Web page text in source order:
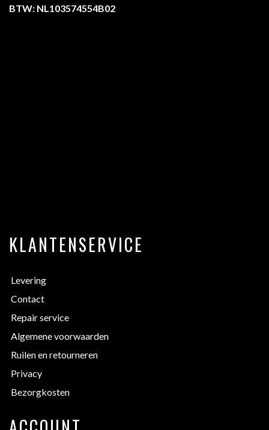
BTW: NL103574554B02
KLANTENSERVICE
Levering
Contact
Repair service
Algemene voorwaarden
Ruilen en retourneren
Privacy
Bezorgkosten